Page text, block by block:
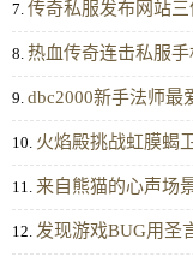
7. 传奇私服发布网站
8. 热血传奇连击私服
9. dbc2000新手法师
10. 火焰殿挑战虹膜蝎
11. 来自熊猫的心声场
12. 发现游戏BUG用圣